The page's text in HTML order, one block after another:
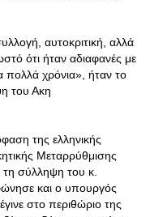
αυτοκριτική, αλλά
ότι ήταν αδιαφανές με
πολλά χρόνια», ήταν το
του Ακη
της ελληνικής
Μεταρρύθμισης
τη σύλληψη του κ.
και ο υπουργός
στο περιθώριο της